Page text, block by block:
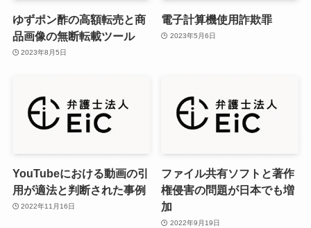
ゆずポン酢の高額転売と商
品画像の無断転載ツール
2023年8月5日
電子計算機使用詐欺罪
2023年5月6日
YouTubeにおける動画の引
用が適法と判断された事例
2022年11月16日
ファイル共有ソフトと著作
権侵害の問題が日本でも増
加
2022年9月19日